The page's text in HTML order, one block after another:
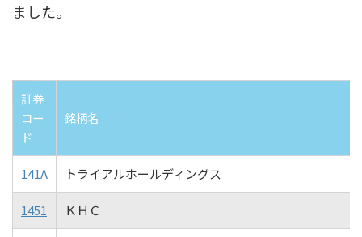
ました。
証券
コー
ド
銘柄名
141A トライアルホールディングス
1451 ＫＨＣ